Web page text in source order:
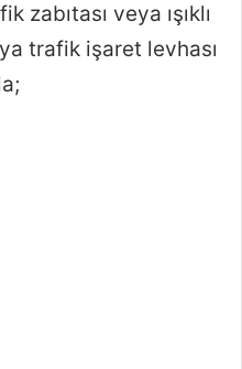
zabıtası veya ışıklı
trafik işaret levhası